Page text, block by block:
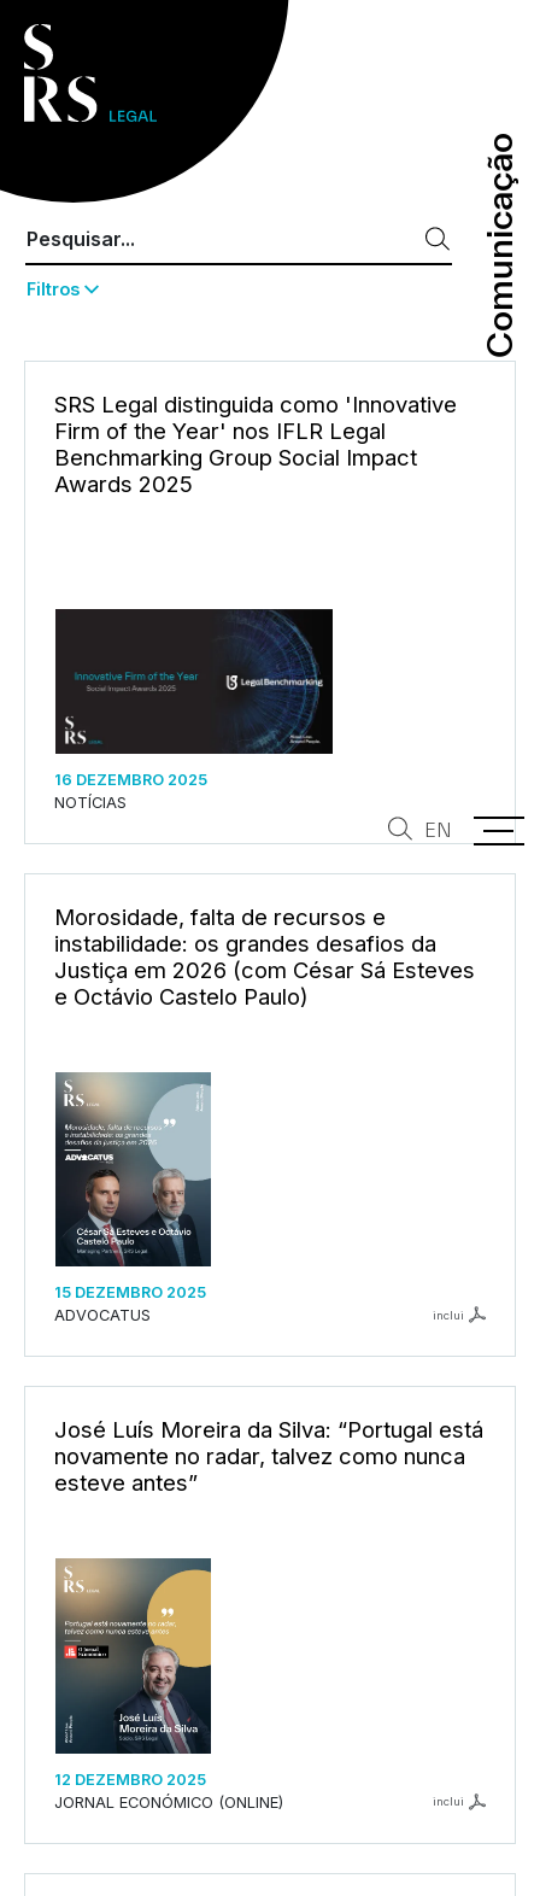
Comunicação
Comunicação
EN
Filtros
SRS Legal distinguida como 'Innovative
Firm of the Year' nos IFLR Legal
Benchmarking Group Social Impact
Awards 2025
16 DEZEMBRO 2025
NOTÍCIAS
Morosidade, falta de recursos e
instabilidade: os grandes desafios da
Justiça em 2026 (com César Sá Esteves
e Octávio Castelo Paulo)
15 DEZEMBRO 2025
ADVOCATUS
inclui
José Luís Moreira da Silva: “Portugal está
novamente no radar, talvez como nunca
esteve antes”
12 DEZEMBRO 2025
JORNAL ECONÓMICO (ONLINE)
inclui